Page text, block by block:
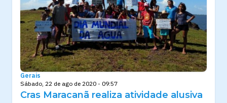
Gerais
Sábado, 22 de ago de 2020 - 09:57
Cras Maracanã realiza atividade alusiva